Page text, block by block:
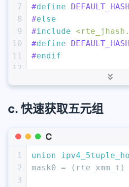
25
26
27
28
29
30
33
34
36
37
38
int
// 销毁
const
*next =
for (; current != -
}
7
8
9
10
11
12
15
18
19
20
21
#define
#else
#include
#define
#endif
const union
uint32_t
    k = data;
    t = k->proto;
c. 快速获取五元组
C
1
2
3
union
mask0 = ( rte_xmm_t )